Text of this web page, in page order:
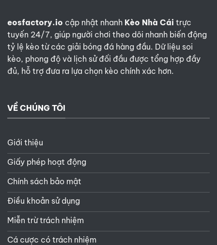
eosfactory.io cập nhật nhanh Kèo Nhà Cái trực
tuyến 24/7, giúp người chơi theo dõi nhanh biến động
tỷ lệ kèo từ các giải bóng đá hàng đầu. Dữ liệu soi
kèo, phong độ và lịch sử đối đầu được tổng hợp đầy
đủ, hỗ trợ đưa ra lựa chọn kèo chính xác hơn.
VỀ CHÚNG TÔI
Giới thiệu
Giấy phép hoạt động
Chính sách bảo mật
Điều khoản sử dụng
Miễn trừ trách nhiệm
Cá cược có trách nhiệm